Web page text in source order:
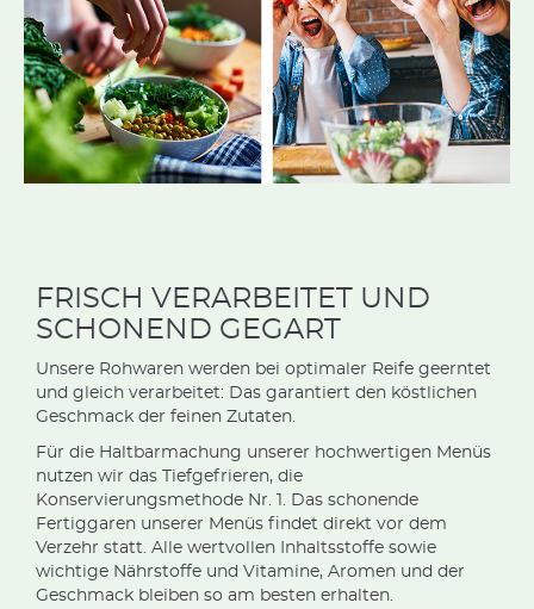
FRISCH VERARBEITET UND
SCHONEND GEGART
Unsere Rohwaren werden bei optimaler Reife geerntet
und gleich verarbeitet: Das garantiert den köstlichen
Geschmack der feinen Zutaten.
Für die Haltbarmachung unserer hochwertigen Menüs
nutzen wir das Tiefgefrieren, die
Konservierungsmethode Nr. 1. Das schonende
Fertiggaren unserer Menüs findet direkt vor dem
Verzehr statt. Alle wertvollen Inhaltsstoffe sowie
wichtige Nährstoffe und Vitamine, Aromen und der
Geschmack bleiben so am besten erhalten.